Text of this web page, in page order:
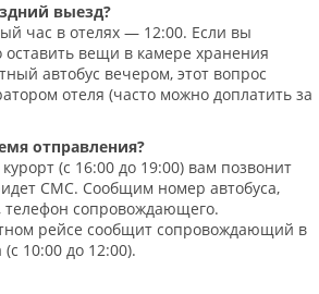
выезд?
час в отелях — 12:00. Если вы
вещи в камере хранения
автобус вечером, этот вопрос
отеля (часто можно доплатить за
отправления?
(с 16:00 до 19:00) вам позвонит
СМС. Сообщим номер автобуса,
телефон сопровождающего.
рейсе сообщит сопровождающий в
10:00 до 12:00).